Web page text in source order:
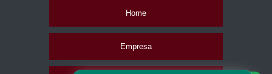
Home
Empresa